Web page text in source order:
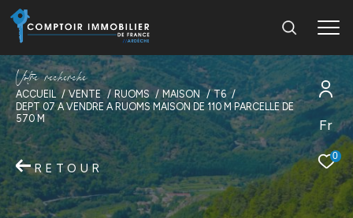
Fr
0
Votre recherche
ACCUEIL VENTE RUOMS MAISON
T6
DEPT 07 A VENDRE A RUOMS MAISON DE 110 M PARCELLE DE
570 M
RETOUR